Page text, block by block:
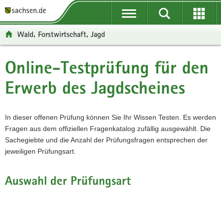
t
l
ü
b
e
g
r
e
i
e
n
r
a
l
n
a
i
g
a
t
o
n
a
p
t
i
n
a
l
t
W
i
t
e
r
I
n
f
o
m
a
e
r
v
i
e
Portalübergreifende
Suche
Wald, Forstwirtschaft, Jagd
Online-Testprüfung für den
Erwerb des Jagdscheines
In dieser offenen Prüfung können Sie Ihr Wissen Testen. Es werden
Fragen aus dem offiziellen Fragenkatalog zufällig ausgewählt. Die
Sachegiebte und die Anzahl der Prüfungsfragen entsprechen der
jeweiligen Prüfungsart.
Auswahl der Prüfungsart